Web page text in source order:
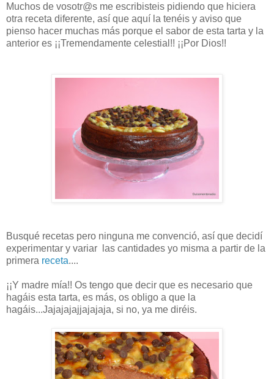
Muchos de vosotr@s me escribisteis pidiendo que hiciera
otra receta diferente, así que aquí la tenéis y aviso que
pienso hacer muchas más porque el sabor de esta tarta y la
anterior es ¡¡Tremendamente celestial!! ¡¡Por Dios!!
Busqué recetas pero ninguna me convenció, así que decidí
experimentar y variar las cantidades yo misma a partir de la
primera receta....
¡¡Y madre mía!! Os tengo que decir que es necesario que
hagáis esta tarta, es más, os obligo a que la
hagáis...Jajajajajjajajaja, si no, ya me diréis.